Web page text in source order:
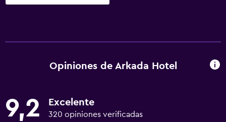
Opiniones de Arkada Hotel
9,2 Excelente
320 opiniones verificadas